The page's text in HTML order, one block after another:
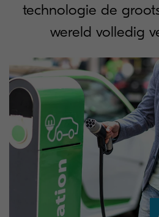
technologie de
wereld volledig